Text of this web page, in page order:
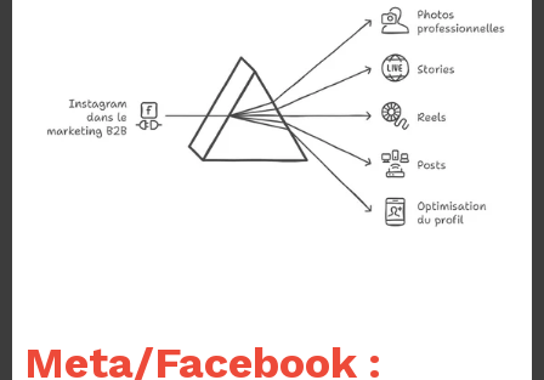
Meta/Facebook :